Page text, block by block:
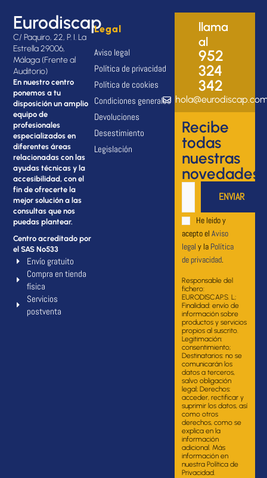
Eurodiscap
C/ Paquiro, 22, P. I. La
Estrella 29006,
Málaga (Frente al
Auditorio)
En nuestro centro
ponemos a tu
disposición un amplio
equipo de
profesionales
especializados en
diferentes áreas
relacionadas con las
ayudas técnicas y la
accesibilidad, con el
fin de ofrecerte la
mejor solución a las
consultas que nos
puedas plantear.
Centro acreditado por
el SAS Nº533
Envío gratuito
Compra en tienda
física
Servicios
postventa
Legal
Aviso legal
Política de privacidad
Política de cookies
Condiciones generales
Devoluciones
Desestimiento
Legislación
llama
al
952
324
342
Recibe
todas
nuestras
novedades
He leido y
acepto el Aviso
legal y la Política
de privacidad.
Responsable del
fichero:
EURODISCAP.S. L;
Finalidad: envío de
información sobre
productos y servicios
propios al suscrito.
Legitimación:
consentimiento;
Destinatarios: no se
comunicarán los
datos a terceros,
salvo obligación
legal; Derechos:
acceder, rectificar y
suprimir los datos, así
como otros
derechos, como se
explica en la
información
adicional. Más
información en
nuestra Política de
Privacidad.